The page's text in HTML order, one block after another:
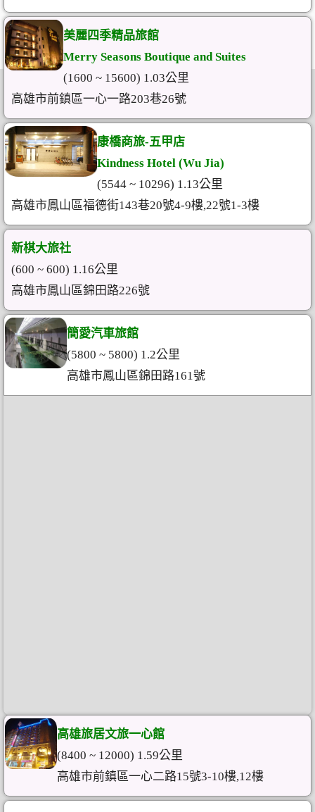
美麗四季精品旅館
Merry Seasons Boutique and Suites
(1600 ~ 15600) 1.03公里
高雄市前鎮區一心一路203巷26號
康橋商旅-五甲店
Kindness Hotel (Wu Jia)
(5544 ~ 10296) 1.13公里
高雄市鳳山區福德街143巷20號4-9樓,22號1-3樓
新棋大旅社
(600 ~ 600) 1.16公里
高雄市鳳山區錦田路226號
簡愛汽車旅館
(5800 ~ 5800) 1.2公里
高雄市鳳山區錦田路161號
高雄旅居文旅一心館
(8400 ~ 12000) 1.59公里
高雄市前鎮區一心二路15號3-10樓,12樓